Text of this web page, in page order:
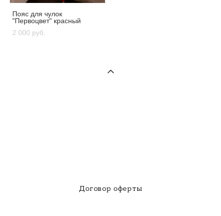
Пояс для чулок
"Первоцвет" красный
2 000 pуб.
Договор оферты